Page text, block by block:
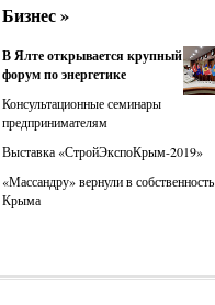
Бизнес »
В Ялте открывается крупный
форум по энергетике
Консультационные семинары
предпринимателям
Выставка «СтройЭкспоКрым-2019»
«Массандру» вернули в собственность
Крыма